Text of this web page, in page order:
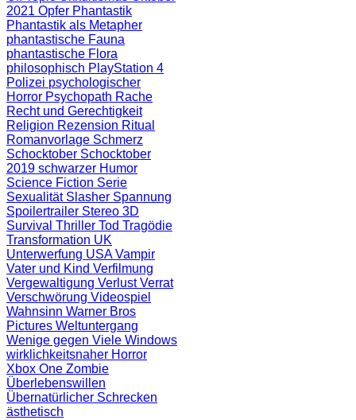
2021 Opfer Phantastik
Phantastik als Metapher
phantastische Fauna
phantastische Flora
philosophisch PlayStation 4
Polizei psychologischer
Horror Psychopath Rache
Recht und Gerechtigkeit
Religion Rezension Ritual
Romanvorlage Schmerz
Schocktober Schocktober
2019 schwarzer Humor
Science Fiction Serie
Sexualität Slasher Spannung
Spoilertrailer Stereo 3D
Survival Thriller Tod Tragödie
Transformation UK
Unterwerfung USAVampir
Vater und Kind Verfilmung
Vergewaltigung VerlustVerrat
Verschwörung Videospiel
Wahnsinn Warner Bros
Pictures Weltuntergang
Wenige gegen Viele Windows
wirklichkeitsnaher Horror
Xbox One Zombie
Überlebenswillen
Übernatürlicher Schrecken
ästhetisch